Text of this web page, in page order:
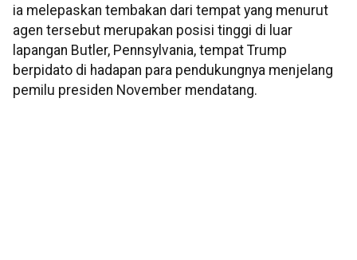
ia melepaskan tembakan dari tempat yang menurut
agen tersebut merupakan posisi tinggi di luar
lapangan Butler, Pennsylvania, tempat Trump
berpidato di hadapan para pendukungnya menjelang
pemilu presiden November mendatang.